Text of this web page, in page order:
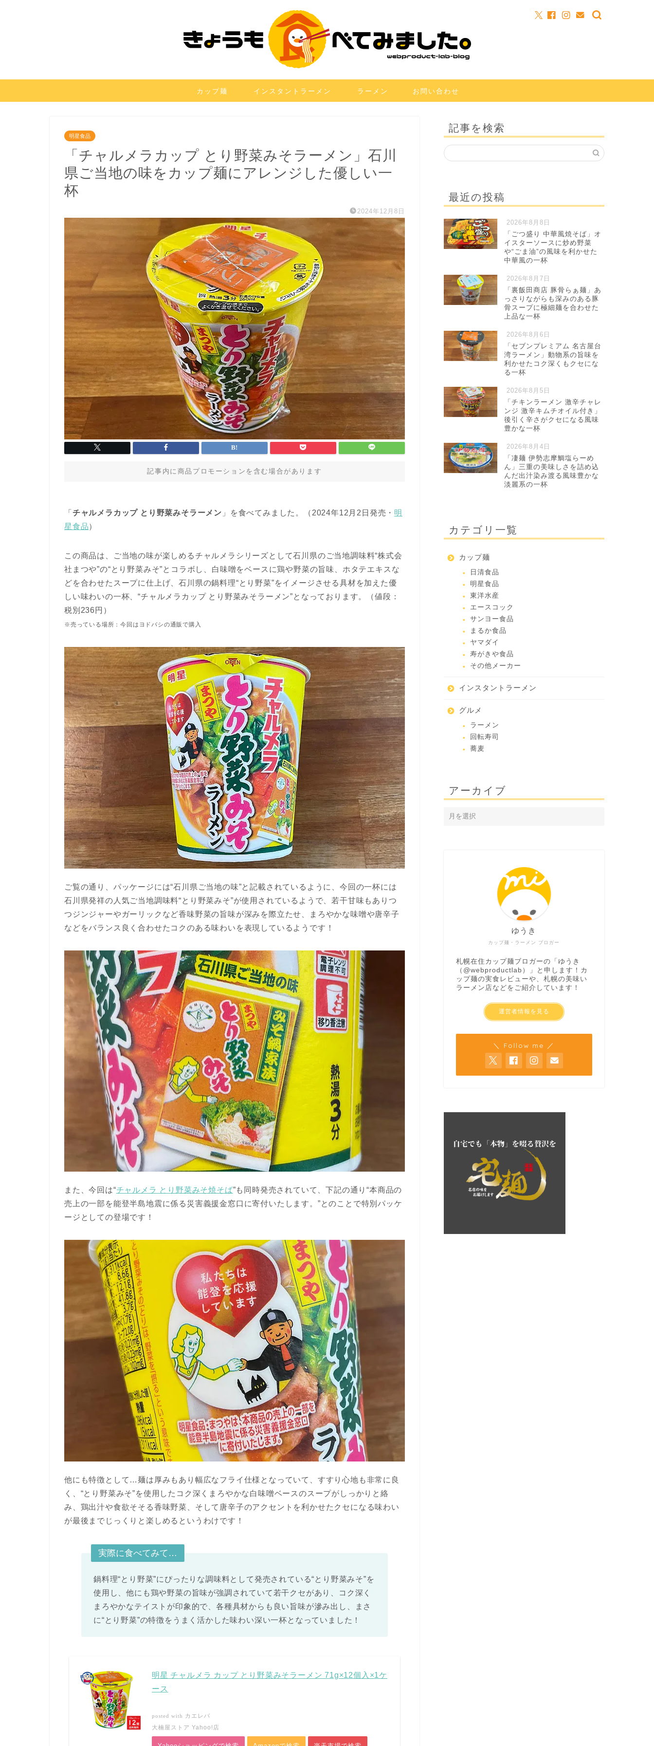
カップ麺 インスタントラーメン ラーメン お問い合わせ
明星食品
「チャルメラカップ とり野菜みそラーメン」石川
県ご当地の味をカップ麺にアレンジした優しい一
杯
2024年12月8日
記事内に商品プロモーションを含む場合があります
「 チャルメラカップ とり野菜みそラーメン 」を食べてみました。（2024年12月2日発売・ 明
星食品）
この商品は、ご当地の味が楽しめるチャルメラシリーズとして石川県のご当地調味料“株式会
社まつや”の“とり野菜みそ”とコラボし、白味噌をベースに鶏や野菜の旨味、ホタテエキスな
どを合わせたスープに仕上げ、石川県の鍋料理“とり野菜”をイメージさせる具材を加えた優
しい味わいの一杯、“チャルメラカップ とり野菜みそラーメン”となっております。（値段：
税別236円）
※売っている場所：今回はヨドバシの通販で購入
ご覧の通り、パッケージには“石川県ご当地の味”と記載されているように、今回の一杯には
石川県発祥の人気ご当地調味料“とり野菜みそ”が使用されているようで、若干甘味もありつ
つジンジャーやガーリックなど香味野菜の旨味が深みを際立たせ、まろやかな味噌や唐辛子
などをバランス良く合わせたコクのある味わいを表現しているようです！
また、今回は“チャルメラ とり野菜みそ焼そば”も同時発売されていて、下記の通り“本商品の
売上の一部を能登半島地震に係る災害義援金窓口に寄付いたします。”とのことで特別パッケ
ージとしての登場です！
他にも特徴として…麺は厚みもあり幅広なフライ仕様となっていて、すすり心地も非常に良
く、“とり野菜みそ”を使用したコク深くまろやかな白味噌ベースのスープがしっかりと絡
み、鶏出汁や食欲そそる香味野菜、そして唐辛子のアクセントを利かせたクセになる味わい
が最後までじっくりと楽しめるというわけです！
実際に食べてみて…
鍋料理“とり野菜”にぴったりな調味料として発売されている“とり野菜みそ”を
使用し、他にも鶏や野菜の旨味が強調されていて若干クセがあり、コク深く
まろやかなテイストが印象的で、各種具材からも良い旨味が滲み出し、まさ
に“とり野菜”の特徴をうまく活かした味わい深い一杯となっていました！
明星 チャルメラ カップ とり野菜みそラーメン 71g×12個入×1ケ
ース
posted with カエレバ
大楠屋ストア Yahoo!店
記事を検索
最近の投稿
2026年8月8日
「ごつ盛り 中華風焼そば」オ
イスターソースに炒め野菜
や“ごま油”の風味を利かせた
中華風の一杯
2026年8月7日
「裏飯田商店 豚骨らぁ麺」あ
っさりながらも深みのある豚
骨スープに極細麺を合わせた
上品な一杯
2026年8月6日
「セブンプレミアム 名古屋台
湾ラーメン」動物系の旨味を
利かせたコク深くもクセにな
る一杯
2026年8月5日
「チキンラーメン 激辛チャレ
ンジ 激辛キムチオイル付き」
後引く辛さがクセになる風味
豊かな一杯
2026年8月4日
「凄麺 伊勢志摩鯛塩らーめ
ん」三重の美味しさを詰め込
んだ出汁染み渡る風味豊かな
淡麗系の一杯
カテゴリ一覧
カップ麺
日清食品
明星食品
東洋水産
エースコック
サンヨー食品
まるか食品
ヤマダイ
寿がきや食品
その他メーカー
インスタントラーメン
グルメ
ラーメン
回転寿司
蕎麦
アーカイブ
カップ麺・ラーメン ブロガー
ゆうき
札幌在住カップ麺ブロガーの「ゆうき
（ @webproductlab ）」と申します！カ
ップ麺の実食レビューや、札幌の美味い
ラーメン店などをご紹介しています！
運営者情報を見る
＼ Follow me ／